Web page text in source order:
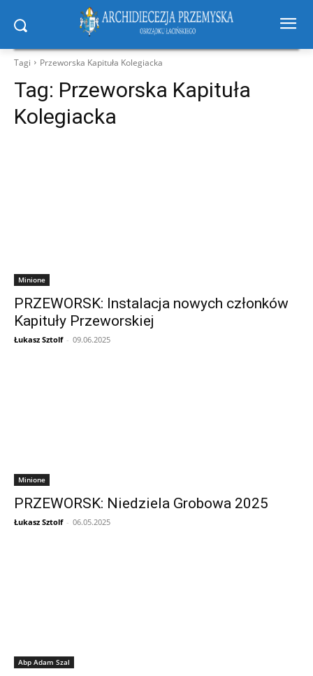
Tagi Przeworska Kapituła Kolegiacka
Tag: Przeworska Kapituła
Kolegiacka
Minione
PRZEWORSK: Instalacja nowych członków
Kapituły Przeworskiej
Łukasz Sztolf - 09.06.2025
Minione
PRZEWORSK: Niedziela Grobowa 2025
Łukasz Sztolf - 06.05.2025
Abp Adam Szal